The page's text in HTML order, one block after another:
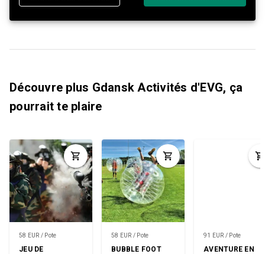
Découvre plus Gdansk Activités d'EVG, ça
pourrait te plaire
58 EUR / Pote
JEU DE
58 EUR / Pote
BUBBLE FOOT
91 EUR / Pote
AVENTURE EN